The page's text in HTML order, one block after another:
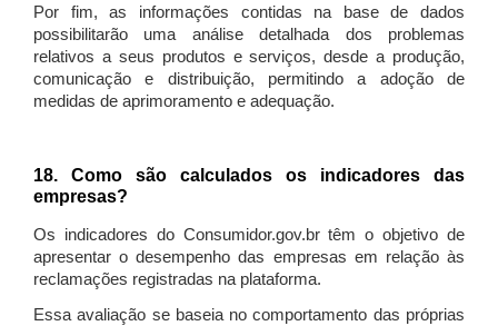
Por fim, as informações contidas na base de dados
possibilitarão uma análise detalhada dos problemas
relativos a seus produtos e serviços, desde a produção,
comunicação e distribuição, permitindo a adoção de
medidas de aprimoramento e adequação.
18. Como são calculados os indicadores das
empresas?
Os indicadores do Consumidor.gov.br têm o objetivo de
apresentar o desempenho das empresas em relação às
reclamações registradas na plataforma.
Essa avaliação se baseia no comportamento das próprias